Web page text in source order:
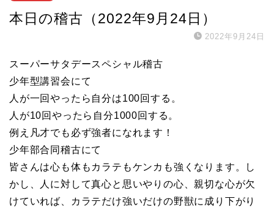
本日の稽古（2022年9月24日）
2022年9月24日
スーパーサタデースペシャル稽古
少年型講習会にて
人が一回やったら自分は100回する。
人が10回やったら自分1000回する。
例え凡才でも必ず強者になれます！
少年部合同稽古にて
皆さんは心も体もカラテもケンカも強くなります。し
かし、人に対して真心と思いやりの心、親切な心が欠
けていれば、カラテだけ強いだけの野獣に成り下がり